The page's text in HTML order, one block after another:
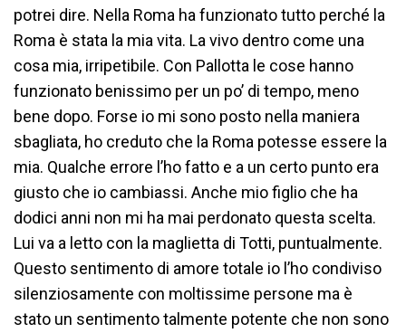
potrei dire. Nella Roma ha funzionato tutto perché la
Roma è stata la mia vita. La vivo dentro come una
cosa mia, irripetibile. Con Pallotta le cose hanno
funzionato benissimo per un po’ di tempo, meno
bene dopo. Forse io mi sono posto nella maniera
sbagliata, ho creduto che la Roma potesse essere la
mia. Qualche errore l’ho fatto e a un certo punto era
giusto che io cambiassi. Anche mio figlio che ha
dodici anni non mi ha mai perdonato questa scelta.
Lui va a letto con la maglietta di Totti, puntualmente.
Questo sentimento di amore totale io l’ho condiviso
silenziosamente con moltissime persone ma è
stato un sentimento talmente potente che non sono